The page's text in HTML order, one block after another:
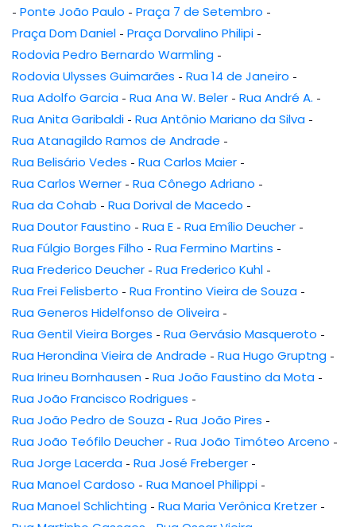
- Ponte João Paulo - Praça 7 de Setembro -
Praça Dom Daniel - Praça Dorvalino Philipi -
Rodovia Pedro Bernardo Warmling -
Rodovia Ulysses Guimarães - Rua 14 de Janeiro -
Rua Adolfo Garcia - Rua Ana W. Beler - Rua André A. -
Rua Anita Garibaldi - Rua Antônio Mariano da Silva -
Rua Atanagildo Ramos de Andrade -
Rua Belisário Vedes - Rua Carlos Maier -
Rua Carlos Werner - Rua Cônego Adriano -
Rua da Cohab - Rua Dorival de Macedo -
Rua Doutor Faustino - Rua E - Rua Emílio Deucher -
Rua Fúlgio Borges Filho - Rua Fermino Martins -
Rua Frederico Deucher - Rua Frederico Kuhl -
Rua Frei Felisberto - Rua Frontino Vieira de Souza -
Rua Generos Hidelfonso de Oliveira -
Rua Gentil Vieira Borges - Rua Gervásio Masqueroto -
Rua Herondina Vieira de Andrade - Rua Hugo Gruptng -
Rua Irineu Bornhausen - Rua João Faustino da Mota -
Rua João Francisco Rodrigues -
Rua João Pedro de Souza - Rua João Pires -
Rua João Teófilo Deucher - Rua João Timóteo Arceno -
Rua Jorge Lacerda - Rua José Freberger -
Rua Manoel Cardoso - Rua Manoel Philippi -
Rua Manoel Schlichting - Rua Maria Verônica Kretzer -